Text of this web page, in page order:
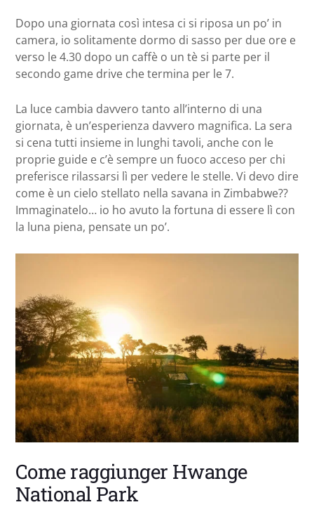
Dopo una giornata così intesa ci si riposa un po’ in
camera, io solitamente dormo di sasso per due ore e
verso le 4.30 dopo un caffè o un tè si parte per il
secondo game drive che termina per le 7.
La luce cambia davvero tanto all’interno di una
giornata, è un’esperienza davvero magnifica. La sera
si cena tutti insieme in lunghi tavoli, anche con le
proprie guide e c’è sempre un fuoco acceso per chi
preferisce rilassarsi lì per vedere le stelle. Vi devo dire
come è un cielo stellato nella savana in Zimbabwe??
Immaginatelo… io ho avuto la fortuna di essere lì con
la luna piena, pensate un po’.
Come raggiunger Hwange
National Park